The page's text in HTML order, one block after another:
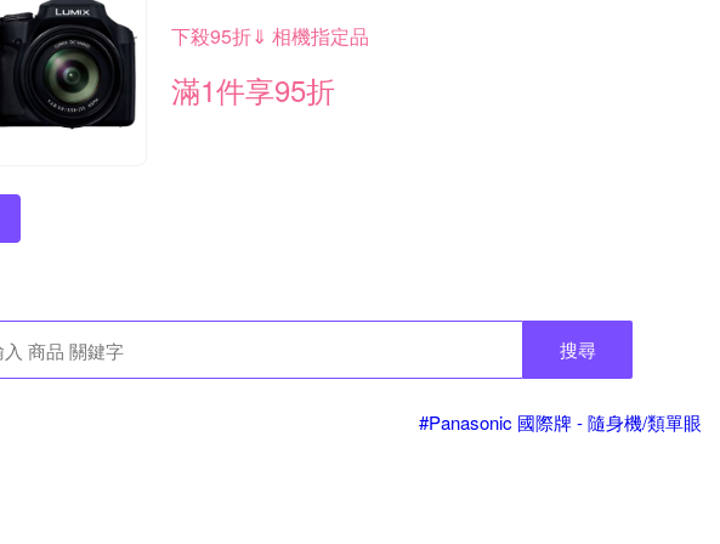
下殺95折⇓ 相機指定品
滿1件享95折
搜尋
#Panasonic 國際牌 - 隨身機/類單眼